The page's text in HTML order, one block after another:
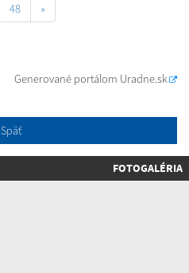
48 »
Generované portálom Uradne.sk
Späť
FOTOGALÉRIA